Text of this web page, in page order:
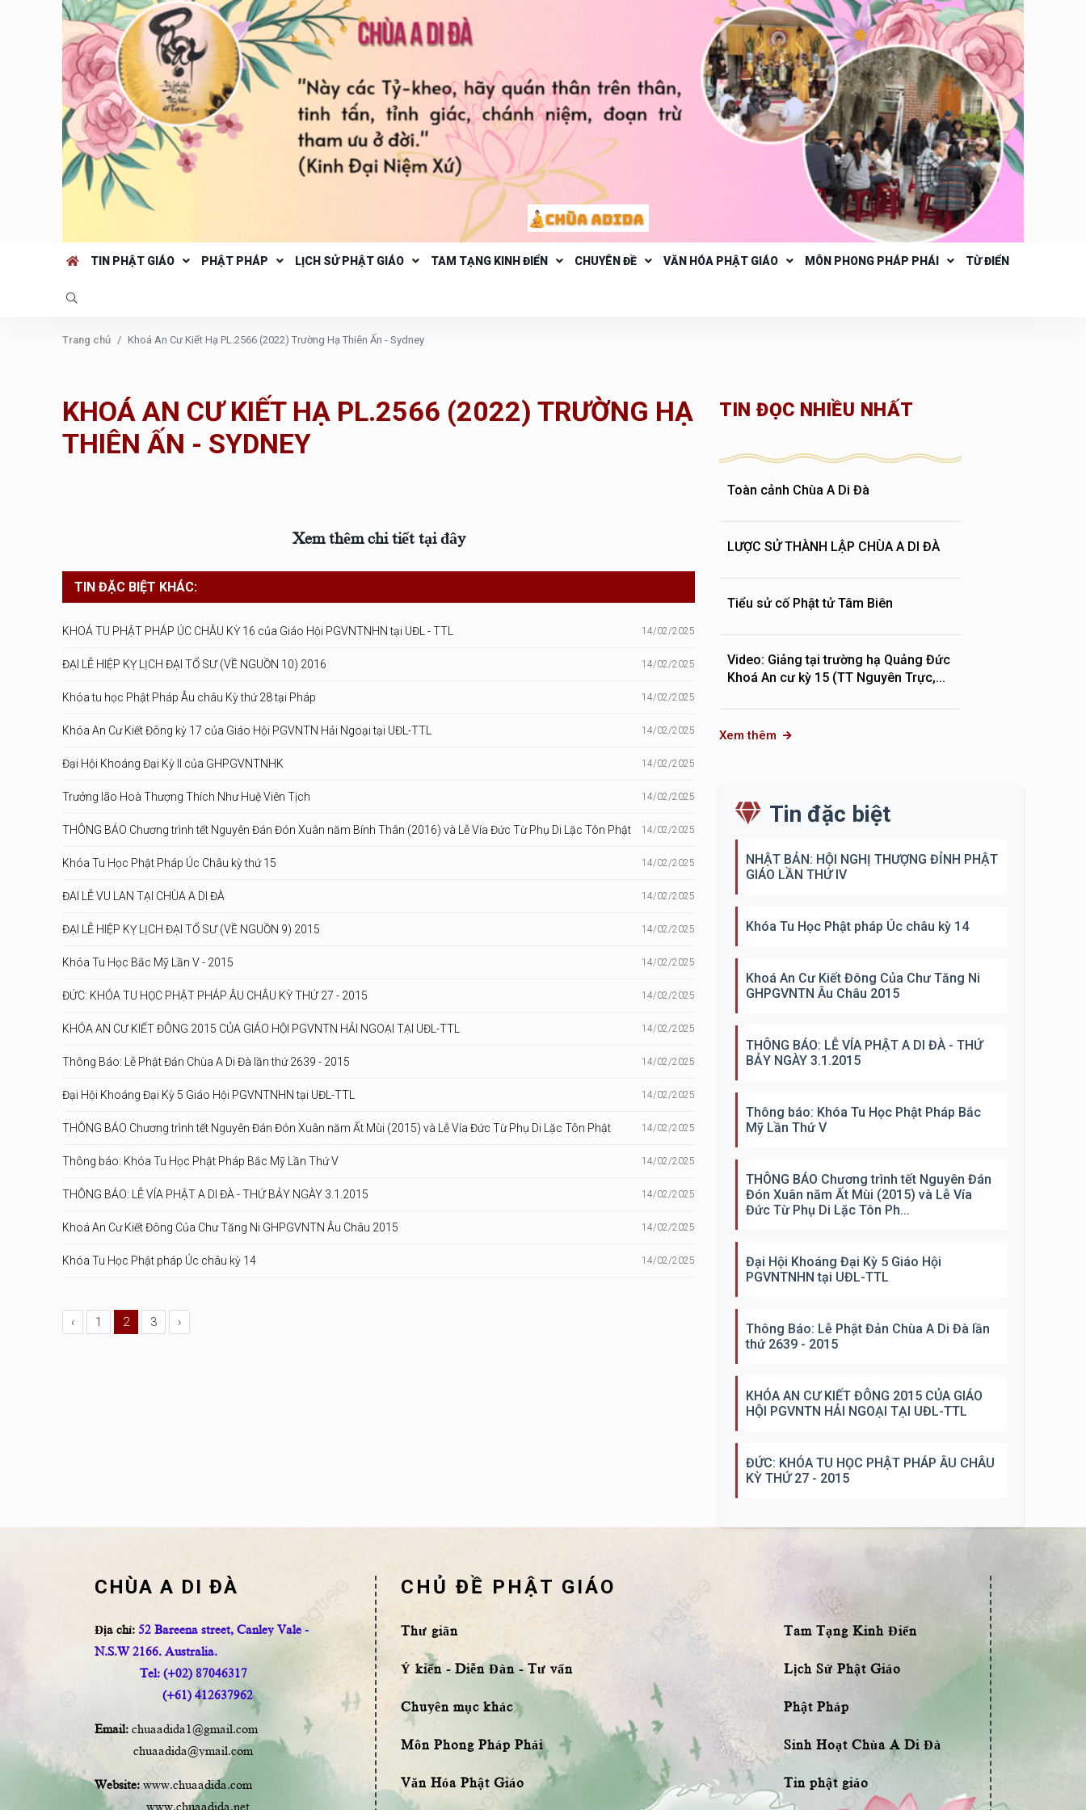
TIN PHẬT GIÁO PHẬT PHÁP LỊCH SỬ PHẬT GIÁO TAM TẠNG KINH ĐIỂN CHUYÊN ĐỀ VĂN HÓA PHẬT GIÁO MÔN PHONG PHÁP PHÁI TỪ ĐIỂN
Trang chủ Khoá An Cư Kiết Hạ PL.2566 (2022) Trường Hạ Thiên Ấn - Sydney
KHOÁ AN CƯ KIẾT HẠ PL.2566 (2022) TRƯỜNG HẠ
THIÊN ẤN - SYDNEY
Xem thêm chi tiết tại đây
TIN ĐẶC BIỆT KHÁC:
KHOÁ TU PHẬT PHÁP ÚC CHÂU KỲ 16 của Giáo Hội PGVNTNHN tại UĐL - TTL 14/02/2025
ĐẠI LỄ HIỆP KỴ LỊCH ĐẠI TỔ SƯ (VỀ NGUỒN 10) 2016 14/02/2025
Khóa tu học Phật Pháp Âu châu Kỳ thứ 28 tại Pháp 14/02/2025
Khóa An Cư Kiết Đông kỳ 17 của Giáo Hội PGVNTN Hải Ngoại tại UĐL-TTL 14/02/2025
Đại Hội Khoáng Đại Kỳ II của GHPGVNTNHK 14/02/2025
Trưởng lão Hoà Thượng Thích Như Huệ Viên Tịch 14/02/2025
THÔNG BÁO Chương trình tết Nguyên Đán Đón Xuân năm Bính Thân (2016) và Lễ Vía Đức Từ Phụ Di Lặc Tôn Phật 14/02/2025
Khóa Tu Học Phật Pháp Úc Châu kỳ thứ 15 14/02/2025
ĐAI LỄ VU LAN TẠI CHÙA A DI ĐÀ 14/02/2025
ĐẠI LỄ HIỆP KỴ LỊCH ĐẠI TỔ SƯ (VỀ NGUỒN 9) 2015 14/02/2025
Khóa Tu Học Bắc Mỹ Lần V - 2015 14/02/2025
ĐỨC: KHÓA TU HỌC PHẬT PHÁP ÂU CHÂU KỲ THỨ 27 - 2015 14/02/2025
KHÓA AN CƯ KIẾT ĐÔNG 2015 CỦA GIÁO HỘI PGVNTN HẢI NGOẠI TẠI UĐL-TTL 14/02/2025
Thông Báo: Lễ Phật Đản Chùa A Di Đà lần thứ 2639 - 2015 14/02/2025
Đại Hội Khoáng Đại Kỳ 5 Giáo Hội PGVNTNHN tại UĐL-TTL 14/02/2025
THÔNG BÁO Chương trình tết Nguyên Đán Đón Xuân năm Ất Mùi (2015) và Lễ Vía Đức Từ Phụ Di Lặc Tôn Phật 14/02/2025
Thông báo: Khóa Tu Học Phật Pháp Bắc Mỹ Lần Thứ V 14/02/2025
THÔNG BÁO: LỄ VÍA PHẬT A DI ĐÀ - THỨ BẢY NGÀY 3.1.2015 14/02/2025
Khoá An Cư Kiết Đông Của Chư Tăng Ni GHPGVNTN Âu Châu 2015 14/02/2025
Khóa Tu Học Phật pháp Úc châu kỳ 14 14/02/2025
‹ 1 2 3 ›
TIN ĐỌC NHIỀU NHẤT
Toàn cảnh Chùa A Di Đà
LƯỢC SỬ THÀNH LẬP CHÙA A DI ĐÀ
Tiểu sử cố Phật tử Tâm Biên
Video: Giảng tại trường hạ Quảng Đức
Khoá An cư kỳ 15 (TT Nguyên Trực,...
Xem thêm
Tin đặc biệt
NHẬT BẢN: HỘI NGHỊ THƯỢNG ĐỈNH PHẬT
GIÁO LẦN THỨ IV
Khóa Tu Học Phật pháp Úc châu kỳ 14
Khoá An Cư Kiết Đông Của Chư Tăng Ni
GHPGVNTN Âu Châu 2015
THÔNG BÁO: LỄ VÍA PHẬT A DI ĐÀ - THỨ
BẢY NGÀY 3.1.2015
Thông báo: Khóa Tu Học Phật Pháp Bắc
Mỹ Lần Thứ V
THÔNG BÁO Chương trình tết Nguyên Đán
Đón Xuân năm Ất Mùi (2015) và Lễ Vía
Đức Từ Phụ Di Lặc Tôn Ph...
Đại Hội Khoáng Đại Kỳ 5 Giáo Hội
PGVNTNHN tại UĐL-TTL
Thông Báo: Lễ Phật Đản Chùa A Di Đà lần
thứ 2639 - 2015
KHÓA AN CƯ KIẾT ĐÔNG 2015 CỦA GIÁO
HỘI PGVNTN HẢI NGOẠI TẠI UĐL-TTL
ĐỨC: KHÓA TU HỌC PHẬT PHÁP ÂU CHÂU
KỲ THỨ 27 - 2015
CHÙA A DI ĐÀ
Địa chỉ: 52 Bareena street, Canley Vale -
N.S.W 2166. Australia.
Tel: (+02) 87046317
(+61) 412637962
Email: chuaadida1@gmail.com
chuaadida@ymail.com
Website: www.chuaadida.com
www.chuaadida.net
CHỦ ĐỀ PHẬT GIÁO
Thư giãn
Ý kiến - Diễn Đàn - Tư vấn
Chuyên mục khác
Môn Phong Pháp Phái
Văn Hóa Phật Giáo
Tam Tạng Kinh Điển
Lịch Sử Phật Giáo
Phật Pháp
Sinh Hoạt Chùa A Di Đà
Tin phật giáo